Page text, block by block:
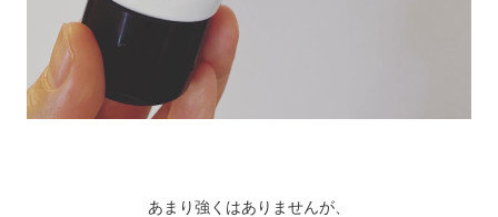
あまり強くはありませんが、